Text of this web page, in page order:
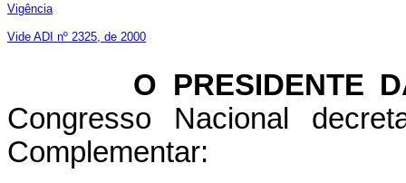
Vigência
Vide ADI nº 2325, de 2000
O PRESIDENTE DA
Congresso Nacional
Complementar: